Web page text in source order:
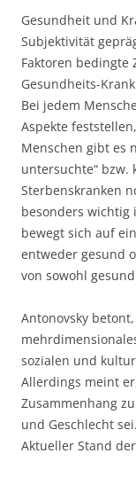
Gesundheit und
Subjektivität
Faktoren bedingte
Gesundheits-
Bei jedem
Aspekte
Menschen gibt es
untersuchte“ bzw.
Sterbenskranken
besonders wichtig
bewegt sich auf
entweder gesund
von sowohl
Antonovsky
sozialen und
Allerdings meint
Zusammenhang
und Geschlecht sei.
Aktueller Stand